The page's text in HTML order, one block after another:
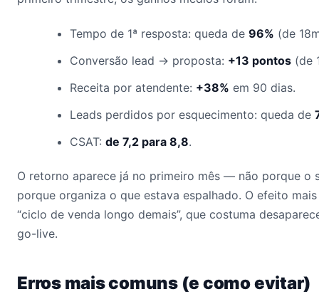
Tempo de 1ª resposta: queda de 96% (de
Conversão lead → proposta: +13 pontos (de
Receita por atendente: +38% em 90 dias.
Leads perdidos por esquecimento: queda de
CSAT: de 7,2 para 8,8.
O retorno aparece já no primeiro mês — não porque o
porque organiza o que estava espalhado. O efeito
“ciclo de venda longo demais”, que costuma
go-live.
Erros mais comuns (e como evitar)